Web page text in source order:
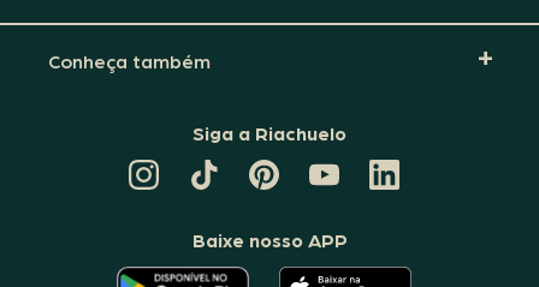
Conheça também
Siga a Riachuelo
TIKTOK
DA
PINTEREST
DA
CANAL
DA
RIACHUELO
LINKEDIN
DA
Baixe nosso APP
O O